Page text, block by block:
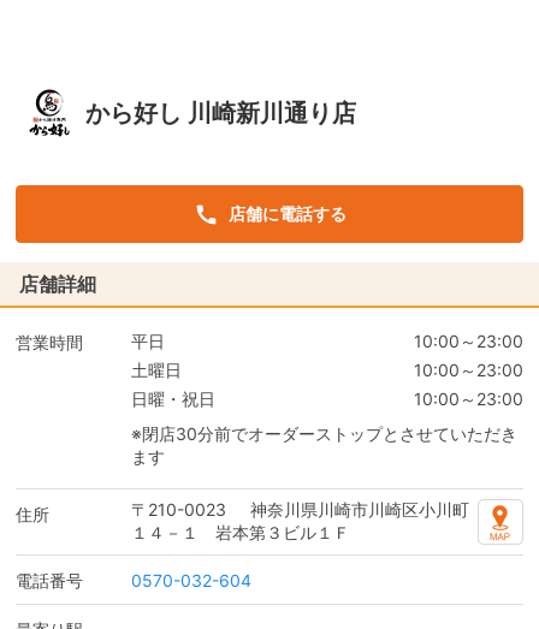
から好し 川崎新川通り店
店舗に電話する
店舗詳細
営業時間 平日
10:00～23:00
土曜日
10:00～23:00
日曜・祝日
10:00～23:00
※閉店30分前でオーダーストップとさせていただき
ます
住所 〒210-0023
神奈川県川崎市川崎区小川町
１４－１ 岩本第３ビル１Ｆ
電話番号 0570-032-604